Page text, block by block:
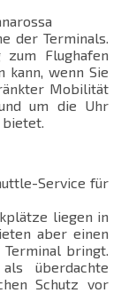
der Terminals.
Flughafen
kann, wenn Sie
Mobilität
um die Uhr
bietet.
Service für
liegen in
aber einen
bringt.
überdachte
Schutz vor